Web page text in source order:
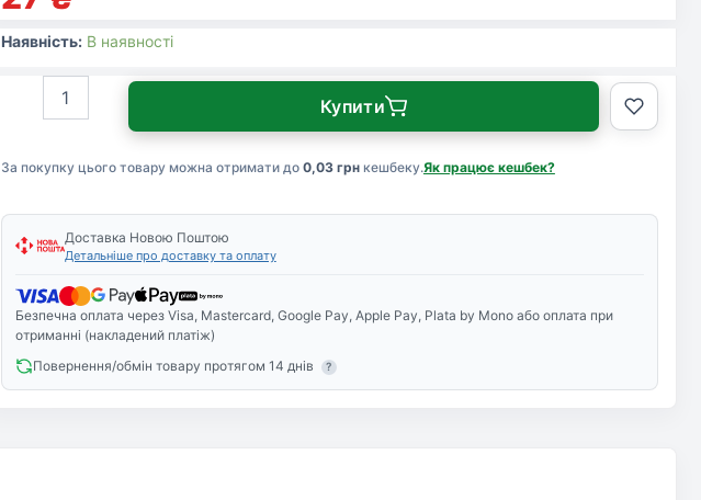
Наявність: В наявності
За покупку цього товару можна отримати до 0,03 грнкешбеку.Як працює кешбек?
SCX-
для
SCX-
D4200A
(CHIP-
SAM-
4200-
кількість
Купити
Доставка Новою Поштою
Детальніше про доставку та оплату
Безпечна оплата через Visa, Mastercard, Google Pay, Apple Pay, Plata by Mono або оплата при
отриманні (накладений платіж)
Повернення/обмін товару протягом 14 днів
?